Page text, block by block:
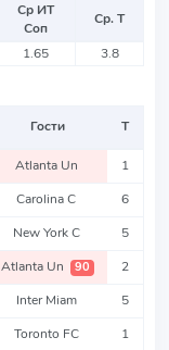
Ср ИТ
Соп
Ср. Т
1.65 3.8
Гости Т
Atlanta Un 1
Carolina C 6
New York C 5
Atlanta Un 90 2
Inter Miam 5
Toronto FC 1